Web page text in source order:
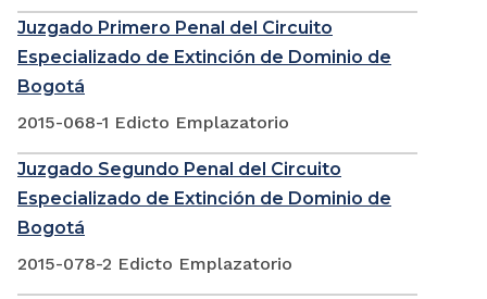
Juzgado Primero Penal del Circuito
Especializado de Extinción de Dominio de
Bogotá
2015-068-1 Edicto Emplazatorio
Juzgado Segundo Penal del Circuito
Especializado de Extinción de Dominio de
Bogotá
2015-078-2 Edicto Emplazatorio